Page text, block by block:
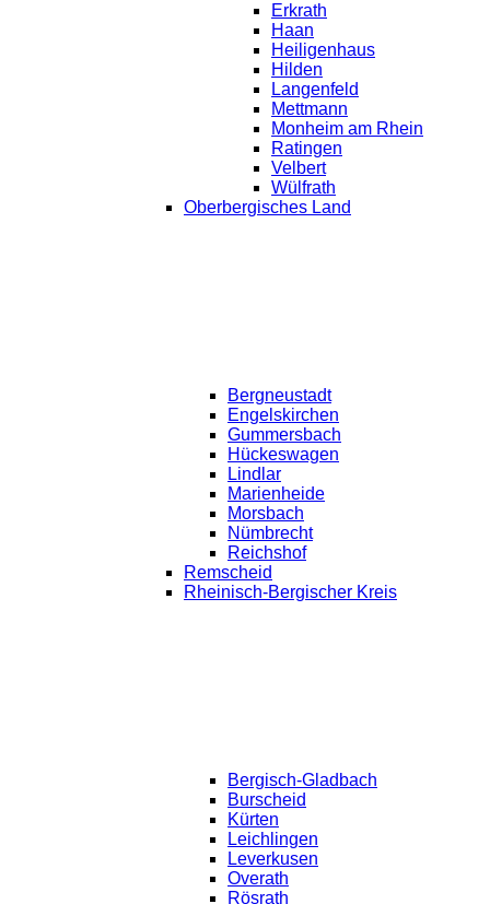
Erkrath
Haan
Heiligenhaus
Hilden
Langenfeld
Mettmann
Monheim am Rhein
Ratingen
Velbert
Wülfrath
Oberbergisches Land
Bergneustadt
Engelskirchen
Gummersbach
Hückeswagen
Lindlar
Marienheide
Morsbach
Nümbrecht
Reichshof
Remscheid
Rheinisch-Bergischer Kreis
Bergisch-Gladbach
Burscheid
Kürten
Leichlingen
Leverkusen
Overath
Rösrath